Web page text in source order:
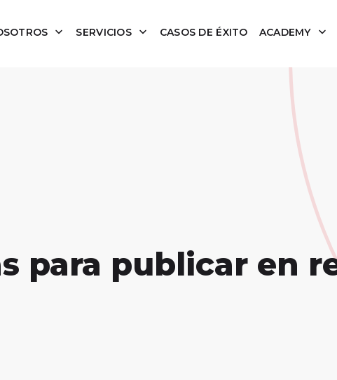
SERVICIOS CASOS DE ÉXITO ACADEMY
para publicar en